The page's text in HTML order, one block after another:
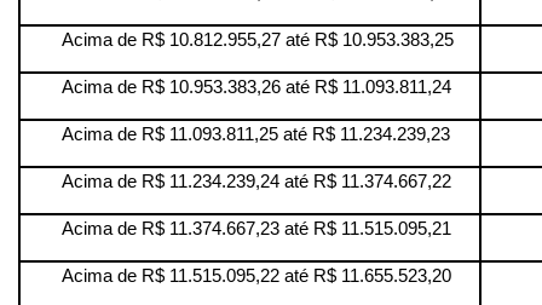
Acima de R$ 10.812.955,27 até R$ 10.953.383,25
Acima de R$ 10.953.383,26 até R$ 11.093.811,24
Acima de R$ 11.093.811,25 até R$ 11.234.239,23
Acima de R$ 11.234.239,24 até R$ 11.374.667,22
Acima de R$ 11.374.667,23 até R$ 11.515.095,21
Acima de R$ 11.515.095,22 até R$ 11.655.523,20